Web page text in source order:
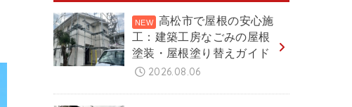
高松市で屋根の安心施
工：建築工房なごみの屋根
塗装・屋根塗り替えガイド
2026.08.06